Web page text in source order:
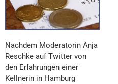
Nachdem Moderatorin Anja
Reschke auf Twitter von
den Erfahrungen einer
Kellnerin in Hamburg